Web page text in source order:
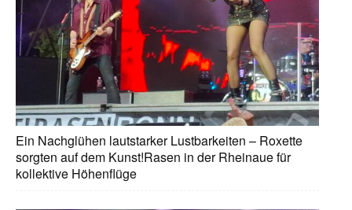
Ein Nachglühen lautstarker Lustbarkeiten – Roxette
sorgten auf dem Kunst!Rasen in der Rheinaue für
kollektive Höhenflüge